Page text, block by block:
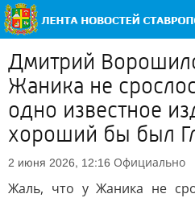
Дмитрий
Жаника не
одно известное
хороший бы был
2 июня 2026, 12:16 Официально
Жаль, что у Жаника не